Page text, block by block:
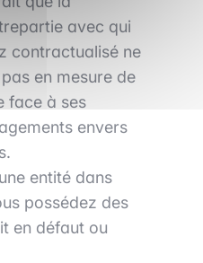
avec qui
contractualisé ne
en mesure de
face à ses
envers
entité dans
possédez des
en défaut ou